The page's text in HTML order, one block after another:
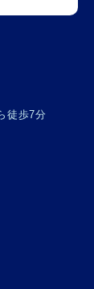
徒歩7分